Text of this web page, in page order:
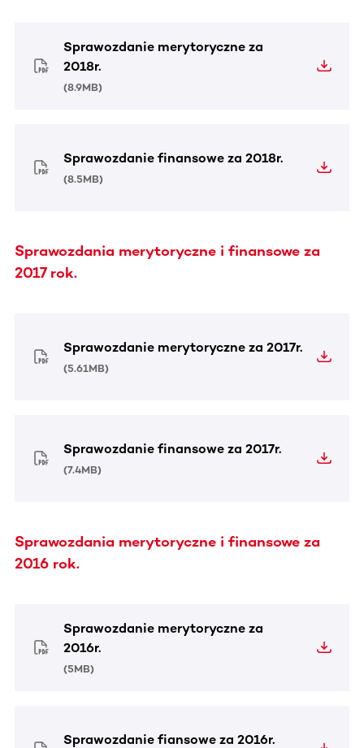
Sprawozdanie merytoryczne za
2018r.
(8.9MB)
Sprawozdanie finansowe za 2018r.
(8.5MB)
Sprawozdania merytoryczne i finansowe za
2017 rok.
Sprawozdanie merytoryczne za 2017r.
(5.61MB)
Sprawozdanie finansowe za 2017r.
(7.4MB)
Sprawozdania merytoryczne i finansowe za
2016 rok.
Sprawozdanie merytoryczne za
2016r.
(5MB)
Sprawozdanie fiansowe za 2016r.